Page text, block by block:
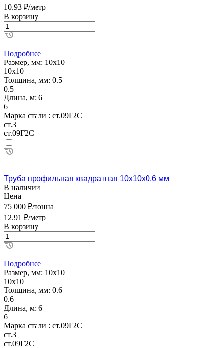
10.93 ₽/метр
В корзину
Подробнее
Размер, мм: 10х10
10х10
Толщина, мм: 0.5
0.5
Длина, м: 6
6
Марка стали : ст.09Г2С
ст.3
ст.09Г2С
Труба профильная квадратная 10х10х0,6 мм
В наличии
Цена
75 000 ₽/тонна
12.91 ₽/метр
В корзину
Подробнее
Размер, мм: 10х10
10х10
Толщина, мм: 0.6
0.6
Длина, м: 6
6
Марка стали : ст.09Г2С
ст.3
ст.09Г2С